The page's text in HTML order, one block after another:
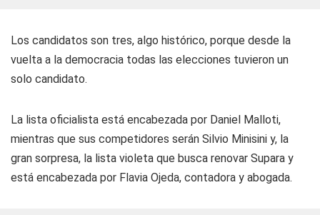
Los candidatos son tres, algo histórico, porque desde la
vuelta a la democracia todas las elecciones tuvieron un
solo candidato.
La lista oficialista está encabezada por Daniel Malloti,
mientras que sus competidores serán Silvio Minisini y, la
gran sorpresa, la lista violeta que busca renovar Supara y
está encabezada por Flavia Ojeda, contadora y abogada.